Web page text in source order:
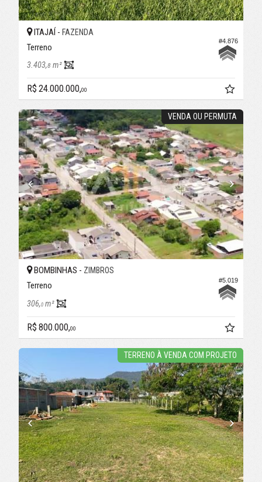
#4.876
ITAJAÍ - FAZENDA
Terreno
3.403,8 m²
R$ 24.000.000,00
VENDA OU PERMUTA
#5.019
BOMBINHAS - ZIMBROS
Terreno
306,0 m²
R$ 800.000,00
TERRENO À VENDA COM PROJETO